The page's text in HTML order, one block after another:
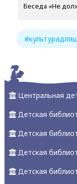
Беседа «Не
Центральная
Детская
Детская
Детская
Детская